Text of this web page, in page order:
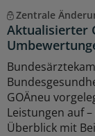
Zentrale
Aktualisierter
GOÄneu
Leistungen auf
Überblick mit